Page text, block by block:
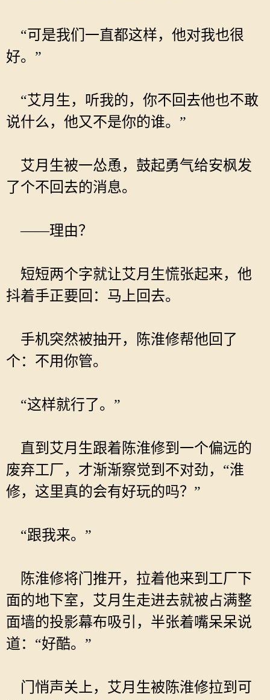
“可是我们一直都这样，他对我也很
好。”
“艾月生，听我的，你不回去他也不敢
说什么，他又不是你的谁。”
艾月生被一怂恿，鼓起勇气给安枫发
了个不回去的消息。
——理由？
短短两个字就让艾月生慌张起来，他
抖着手正要回：马上回去。
手机突然被抽开，陈淮修帮他回了
个：不用你管。
“这样就行了。”
直到艾月生跟着陈淮修到一个偏远的
废弃工厂，才渐渐察觉到不对劲，“淮
修，这里真的会有好玩的吗？”
“跟我来。”
陈淮修将门推开，拉着他来到工厂下
面的地下室，艾月生走进去就被占满整
面墙的投影幕布吸引，半张着嘴呆呆说
道：“好酷。”
门悄声关上，艾月生被陈淮修拉到可